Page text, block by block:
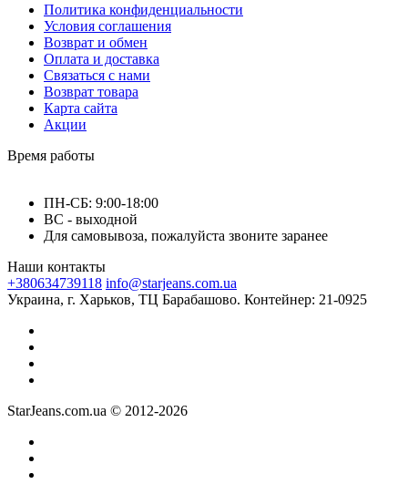
Политика конфиденциальности
Условия соглашения
Возврат и обмен
Оплата и доставка
Связаться с нами
Возврат товара
Карта сайта
Акции
Время работы
ПН-СБ: 9:00-18:00
ВС - выходной
Для самовывоза, пожалуйста звоните заранее
Наши контакты
+380634739118 info@starjeans.com.ua
Украина, г. Харьков, ТЦ Барабашово. Контейнер: 21-0925
StarJeans.com.ua © 2012-2026